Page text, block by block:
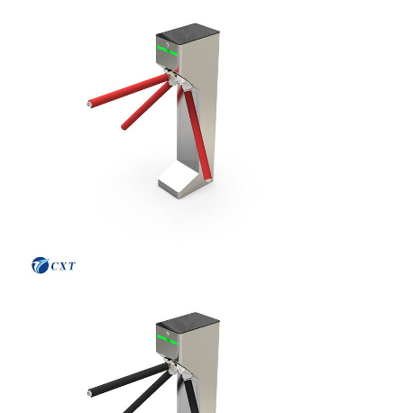
Producten Over Ons